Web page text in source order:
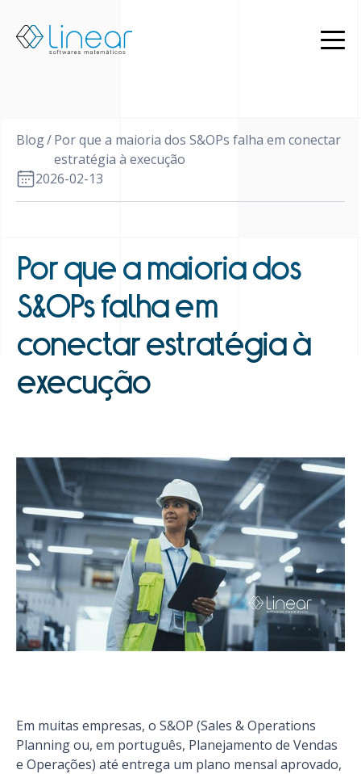
EN
Blog/Por que a maioria dos S&OPs falha em conectar
estratégia à execução
2026-02-13
Por que a maioria dos
S&OPs falha em
conectar estratégia à
execução
Em muitas empresas, o S&OP (Sales & Operations
Planning ou, em português, Planejamento de Vendas
e Operações) até entrega um plano mensal aprovado,